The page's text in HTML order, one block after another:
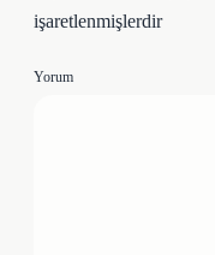
işaretlenmişlerdir
Yorum